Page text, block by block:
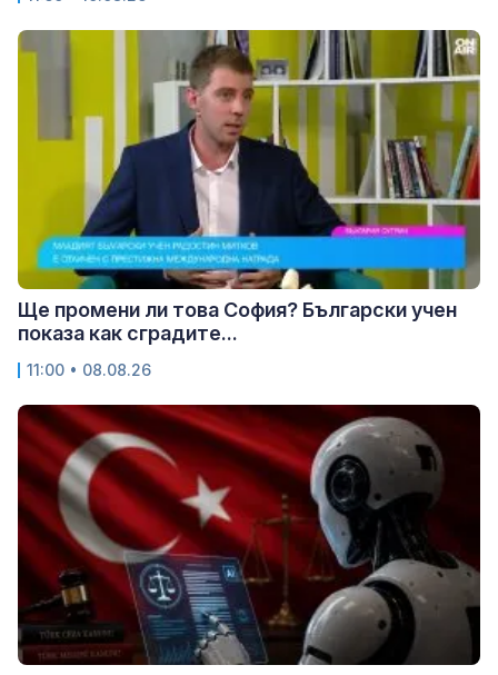
Ще промени ли това София? Български учен
показа как сградите...
11:00 • 08.08.26